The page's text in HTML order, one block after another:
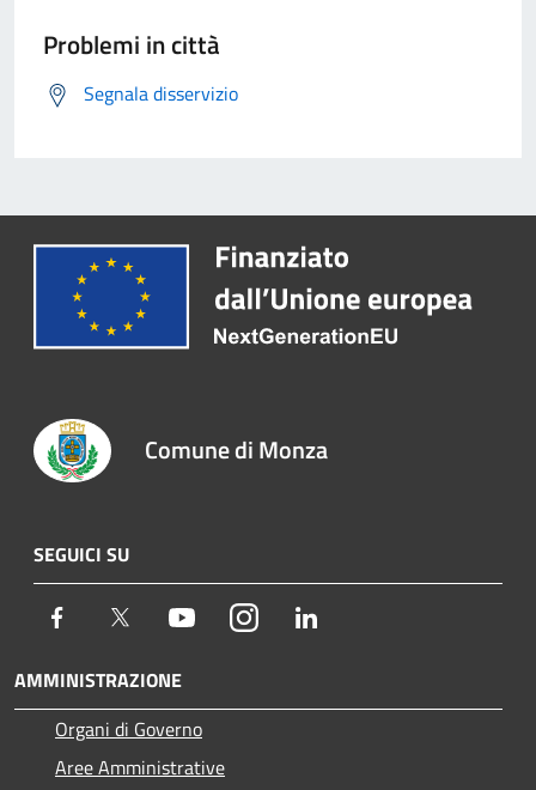
Problemi in città
Segnala disservizio
Comune di Monza
SEGUICI SU
Facebook Twitter YoutubeInstagram
AMMINISTRAZIONE
Organi di Governo
Aree Amministrative